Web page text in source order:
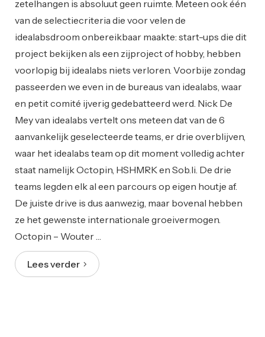
zetelhangen is absoluut geen ruimte. Meteen ook één
van de selectiecriteria die voor velen de
idealabsdroom onbereikbaar maakte: start-ups die dit
project bekijken als een zijproject of hobby, hebben
voorlopig bij idealabs niets verloren. Voorbije zondag
passeerden we even in de bureaus van idealabs, waar
en petit comité ijverig gedebatteerd werd. Nick De
Mey van idealabs vertelt ons meteen dat van de 6
aanvankelijk geselecteerde teams, er drie overblijven,
waar het idealabs team op dit moment volledig achter
staat namelijk Octopin, HSHMRK en Sob.li. De drie
teams legden elk al een parcours op eigen houtje af.
De juiste drive is dus aanwezig, maar bovenal hebben
ze het gewenste internationale groeivermogen.
Octopin – Wouter …
Lees verder